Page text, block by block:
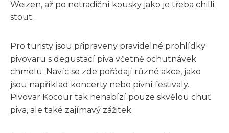
Weizen, až po netradiční kousky jako je třeba chilli
stout.
Pro turisty jsou připraveny pravidelné prohlídky
pivovaru s degustací piva včetně ochutnávek
chmelu. Navíc se zde pořádají různé akce, jako
jsou například koncerty nebo pivní festivaly.
Pivovar Kocour tak nenabízí pouze skvělou chuť
piva, ale také zajímavý zážitek.